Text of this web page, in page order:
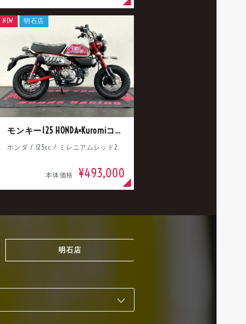
モンキー125 HONDA×Kuromiコラボ
ホンダ / 125cc / ミレニアムレッド2
本体価格 ¥493,000
NEW 明石店
明石店